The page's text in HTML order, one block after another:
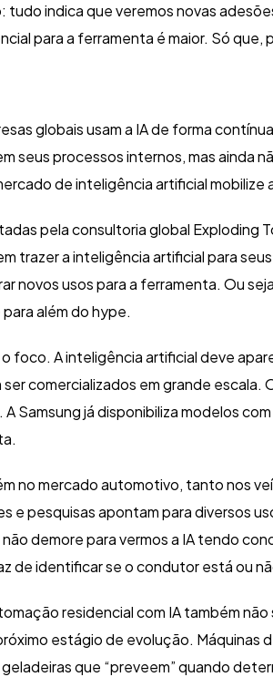
indica que veremos novas
para a ferramenta é maior. Só que,
globais usam a IA de forma
seus processos internos, mas ainda
de inteligência artificial mobilize
pela consultoria global Exploding
trazer a inteligência artificial para
novos usos para a ferramenta. Ou
além do hype.
foco. A inteligência artificial deve
comercializados em grande
Samsung já disponibiliza modelos
no mercado automotivo, tanto nos
e pesquisas apontam para diversos
demore para vermos a IA tendo
de identificar se o condutor está ou
residencial com IA também
estágio de evolução. Máquinas
que “preveem” quando